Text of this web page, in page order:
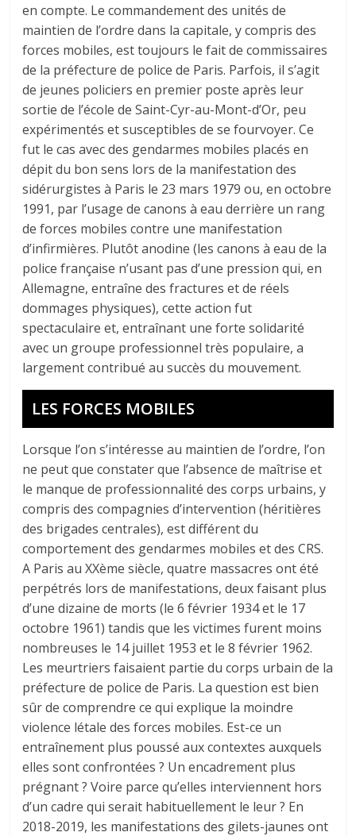
en compte. Le commandement des unités de
maintien de l’ordre dans la capitale, y compris des
forces mobiles, est toujours le fait de commissaires
de la préfecture de police de Paris. Parfois, il s’agit
de jeunes policiers en premier poste après leur
sortie de l’école de Saint-Cyr-au-Mont-d’Or, peu
expérimentés et susceptibles de se fourvoyer. Ce
fut le cas avec des gendarmes mobiles placés en
dépit du bon sens lors de la manifestation des
sidérurgistes à Paris le 23 mars 1979 ou, en octobre
1991, par l’usage de canons à eau derrière un rang
de forces mobiles contre une manifestation
d’infirmières. Plutôt anodine (les canons à eau de la
police française n’usant pas d’une pression qui, en
Allemagne, entraîne des fractures et de réels
dommages physiques), cette action fut
spectaculaire et, entraînant une forte solidarité
avec un groupe professionnel très populaire, a
largement contribué au succès du mouvement.
LES FORCES MOBILES
Lorsque l’on s’intéresse au maintien de l’ordre, l’on
ne peut que constater que l’absence de maîtrise et
le manque de professionnalité des corps urbains, y
compris des compagnies d’intervention (héritières
des brigades centrales), est différent du
comportement des gendarmes mobiles et des CRS.
A Paris au XXème siècle, quatre massacres ont été
perpétrés lors de manifestations, deux faisant plus
d’une dizaine de morts (le 6 février 1934 et le 17
octobre 1961) tandis que les victimes furent moins
nombreuses le 14 juillet 1953 et le 8 février 1962.
Les meurtriers faisaient partie du corps urbain de la
préfecture de police de Paris. La question est bien
sûr de comprendre ce qui explique la moindre
violence létale des forces mobiles. Est-ce un
entraînement plus poussé aux contextes auxquels
elles sont confrontées ? Un encadrement plus
prégnant ? Voire parce qu’elles interviennent hors
d’un cadre qui serait habituellement le leur ? En
2018-2019, les manifestations des gilets-jaunes ont